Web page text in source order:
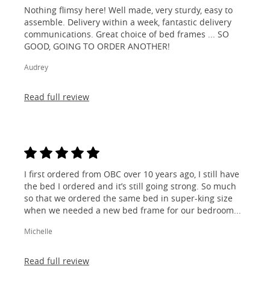
Nothing flimsy here! Well made, very sturdy, easy to
assemble. Delivery within a week, fantastic delivery
communications. Great choice of bed frames ... SO
GOOD, GOING TO ORDER ANOTHER!
Audrey
Read full review
I first ordered from OBC over 10 years ago, I still have
the bed I ordered and it’s still going strong. So much
so that we ordered the same bed in super-king size
when we needed a new bed frame for our bedroom...
Michelle
Read full review